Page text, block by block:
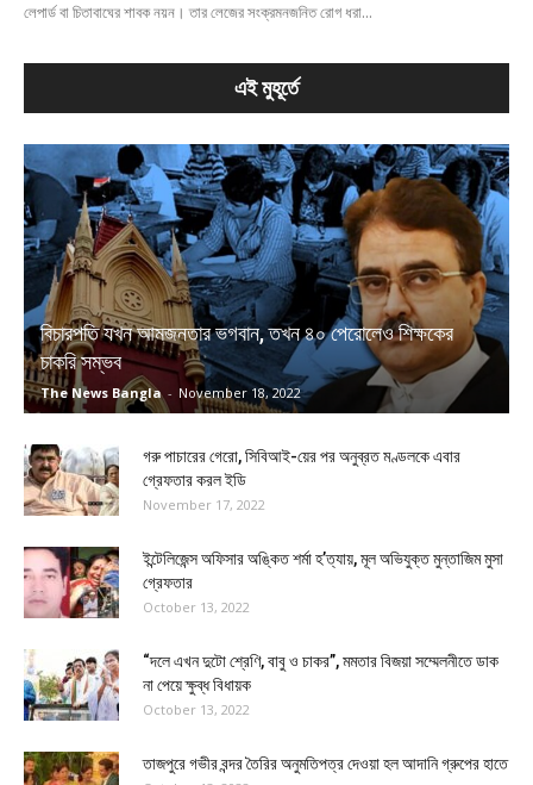
লেপার্ড বা চিতাবাঘের শাবক নয়ন। তার লেজের সংক্রমনজনিত রোগ ধরা...
এই মুহূর্তে
বিচারপতি যখন আমজনতার ভগবান, তখন ৪০ পেরোলেও শিক্ষকের
চাকরি সম্ভব
The News Bangla - November 18, 2022
গরু পাচারের গেরো, সিবিআই-য়ের পর অনুব্রত মণ্ডলকে এবার
গ্রেফতার করল ইডি
November 17, 2022
ইন্টেলিজেন্স অফিসার অঙ্কিত শর্মা হ’ত্যায়, মূল অভিযুক্ত মুন্তাজিম মুসা
গ্রেফতার
October 13, 2022
“দলে এখন দুটো শ্রেণি, বাবু ও চাকর”, মমতার বিজয়া সম্মেলনীতে ডাক
না পেয়ে ক্ষুব্ধ বিধায়ক
October 13, 2022
তাজপুরে গভীর বন্দর তৈরির অনুমতিপত্র দেওয়া হল আদানি গ্রুপের হাতে